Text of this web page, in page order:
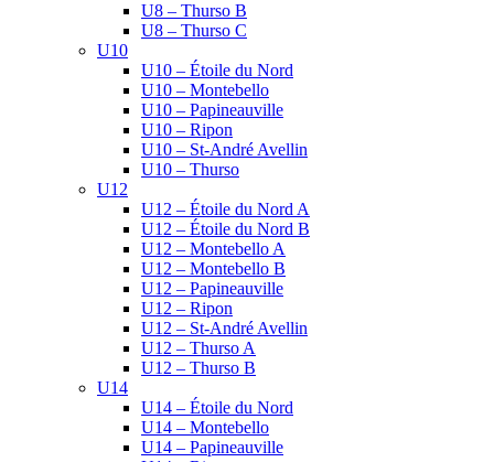
U8 – Thurso B
U8 – Thurso C
U10
U10 – Étoile du Nord
U10 – Montebello
U10 – Papineauville
U10 – Ripon
U10 – St-André Avellin
U10 – Thurso
U12
U12 – Étoile du Nord A
U12 – Étoile du Nord B
U12 – Montebello A
U12 – Montebello B
U12 – Papineauville
U12 – Ripon
U12 – St-André Avellin
U12 – Thurso A
U12 – Thurso B
U14
U14 – Étoile du Nord
U14 – Montebello
U14 – Papineauville